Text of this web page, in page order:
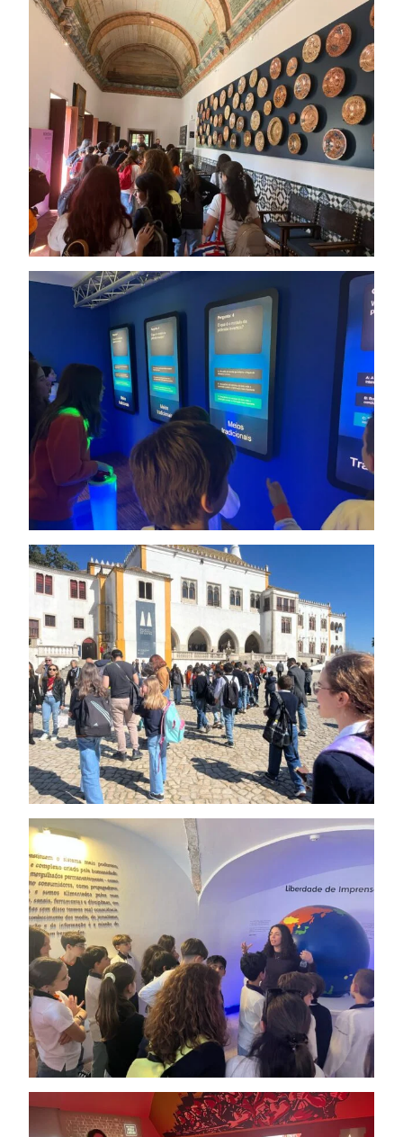
Ensino Profissional
Ano Letivo
Admissão
Informações
APEE
Notícias